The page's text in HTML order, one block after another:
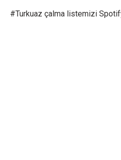
#Turkuaz çalma listemizi